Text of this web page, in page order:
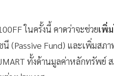
ในครั้งนี้ คาดว่าจะช่วยเพิ่
(Passive Fund) และเพิ่มสภ
ทั้งด้านมูลค่าหลักทรัพย์